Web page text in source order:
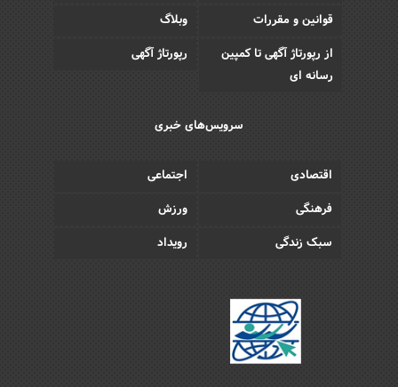
قوانین و مقررات
وبلاگ
از رپورتاژ آگهی تا کمپین
رسانه ای
رپورتاژ آگهی
سرویس‌های خبری
اقتصادی
اجتماعی
فرهنگی
ورزش
سبک زندگی
رویداد